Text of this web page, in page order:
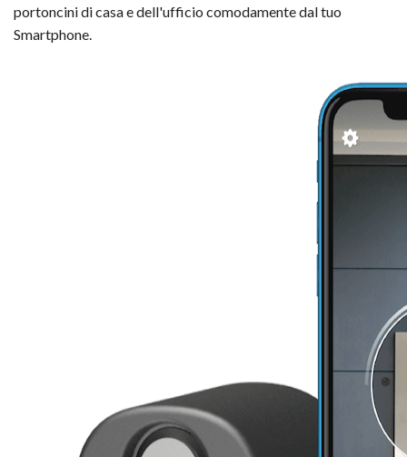
portoncini di casa e dell'ufficio comodamente dal tuo
Smartphone.